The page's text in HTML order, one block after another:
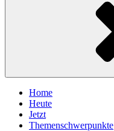
Home
Heute
Jetzt
Themenschwerpunkte